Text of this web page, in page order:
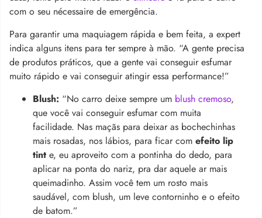
com o seu nécessaire de emergência.
Para garantir uma maquiagem rápida e bem feita, a expert
indica alguns itens para ter sempre à mão. “A gente precisa
de produtos práticos, que a gente vai conseguir esfumar
muito rápido e vai conseguir atingir essa performance!”
Blush: “No carro deixe sempre um blush cremoso,
que você vai conseguir esfumar com muita
facilidade. Nas maçãs para deixar as bochechinhas
mais rosadas, nos lábios, para ficar com efeito lip
tint e, eu aproveito com a pontinha do dedo, para
aplicar na ponta do nariz, pra dar aquele ar mais
queimadinho. Assim você tem um rosto mais
saudável, com blush, um leve contorninho e o efeito
de batom.”